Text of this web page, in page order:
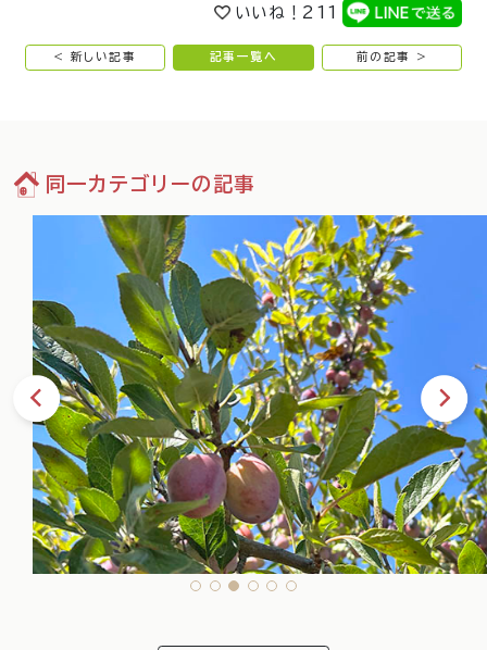
いいね！ 211
< 新しい記事 記事一覧へ 前の記事 >
同一カテゴリーの記事
136